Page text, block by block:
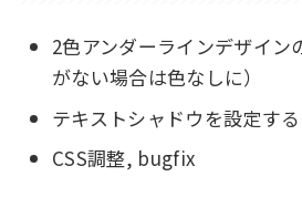
2色アンダーラインデザイン
がない場合は色なしに）
テキストシャドウを設定す
CSS調整, bugfix